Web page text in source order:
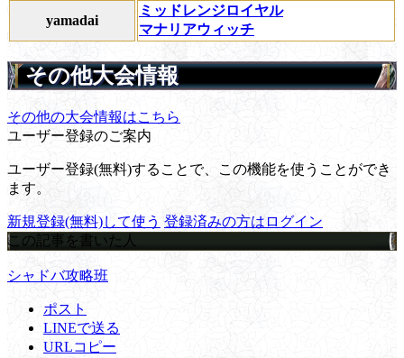
yamadai
ミッドレンジロイヤル
マナリアウィッチ
その他大会情報
その他の大会情報はこちら
ユーザー登録のご案内
ユーザー登録(無料)することで、この機能を使うことができ
ます。
新規登録(無料)して使う 登録済みの方はログイン
この記事を書いた人
シャドバ攻略班
ポスト
LINEで送る
URLコピー